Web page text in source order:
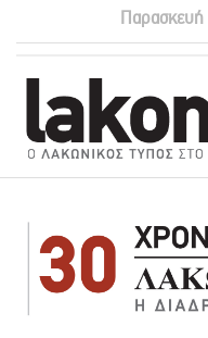
Παρασκευή